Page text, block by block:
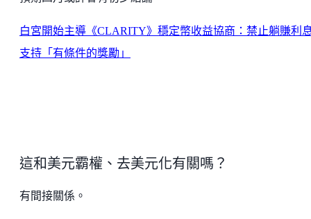
白宮開始主導《CLARITY》穩定幣收益協商：禁止躺賺利
支持「有條件的獎勵」
這和美元霸權、去美元化有關嗎？
有間接關係。